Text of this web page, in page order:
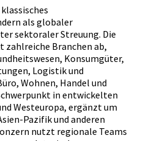
als globaler
sektoraler Streuung. Die
Branchen ab,
Konsumgüter,
Logistik und
Wohnen, Handel und
in entwickelten
Westeuropa, ergänzt um
Pazifik und anderen
nutzt regionale Teams